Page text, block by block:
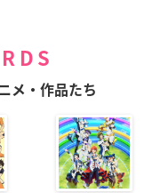
メ・作品たち